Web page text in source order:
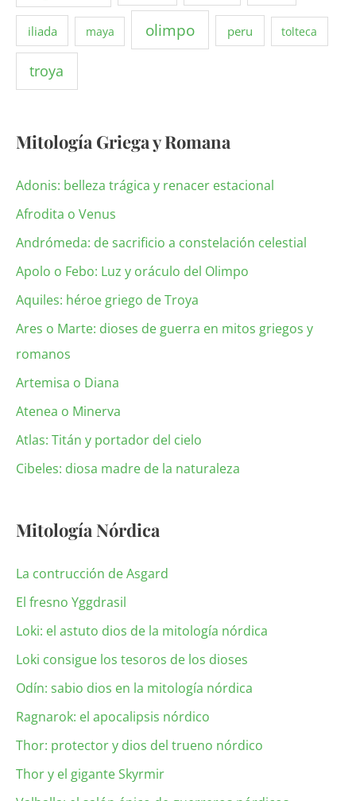
iliada maya olimpo peru tolteca
troya
Mitología Griega y Romana
Adonis: belleza trágica y renacer estacional
Afrodita o Venus
Andrómeda: de sacrificio a constelación celestial
Apolo o Febo: Luz y oráculo del Olimpo
Aquiles: héroe griego de Troya
Ares o Marte: dioses de guerra en mitos griegos y
romanos
Artemisa o Diana
Atenea o Minerva
Atlas: Titán y portador del cielo
Cibeles: diosa madre de la naturaleza
Mitología Nórdica
La contrucción de Asgard
El fresno Yggdrasil
Loki: el astuto dios de la mitología nórdica
Loki consigue los tesoros de los dioses
Odín: sabio dios en la mitología nórdica
Ragnarok: el apocalipsis nórdico
Thor: protector y dios del trueno nórdico
Thor y el gigante Skyrmir